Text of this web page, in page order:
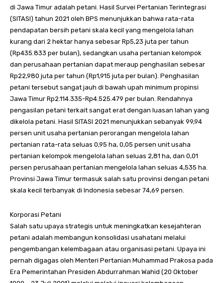
di Jawa Timur adalah petani. Hasil Survei Pertanian Terintegrasi
(SITASI) tahun 2021 oleh BPS menunjukkan bahwa rata-rata
pendapatan bersih petani skala kecil yang mengelola lahan
kurang dari 2 hektar hanya sebesar Rp5,23 juta per tahun
(Rp435.833 per bulan), sedangkan usaha pertanian kelompok
dan perusahaan pertanian dapat meraup penghasilan sebesar
Rp22,980 juta per tahun (Rp1,915 juta per bulan). Penghasilan
petani tersebut sangat jauh di bawah upah minimum propinsi
Jawa Timur Rp2.114.335-Rp4.525.479 per bulan. Rendahnya
pengasilan petani terkait sangat erat dengan luasan lahan yang
dikelola petani. Hasil SITASI 2021 menunjukkan sebanyak 99,94
persen unit usaha pertanian perorangan mengelola lahan
pertanian rata-rata seluas 0,95 ha, 0,05 persen unit usaha
pertanian kelompok mengelola lahan seluas 2,81 ha, dan 0,01
persen perusahaan pertanian mengelola lahan seluas 4,535 ha.
Provinsi Jawa Timur termasuk salah satu provinsi dengan petani
skala kecil terbanyak di Indonesia sebesar 74,69 persen.
Korporasi Petani
Salah satu upaya strategis untuk meningkatkan kesejahteran
petani adalah membangun konsolidasi usahatani melalui
pengembangan kelembagaan atau organisasi petani. Upaya ini
pernah digagas oleh Menteri Pertanian Muhammad Prakosa pada
Era Pemerintahan Presiden Abdurrahman Wahid (20 Oktober